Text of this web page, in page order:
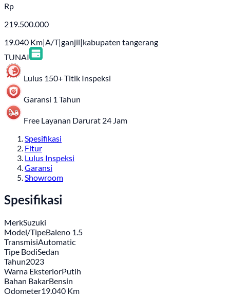
Rp
219.500.000
19.040 Km|A/T|ganjil|kabupaten tangerang
TUNAI
Lulus 150+ Titik Inspeksi
Garansi 1 Tahun
Free Layanan Darurat 24 Jam
Spesifikasi
Fitur
Lulus Inspeksi
Garansi
Showroom
Spesifikasi
MerkSuzuki
Model/TipeBaleno 1.5
TransmisiAutomatic
Tipe BodiSedan
Tahun2023
Warna EksteriorPutih
Bahan BakarBensin
Odometer19.040 Km